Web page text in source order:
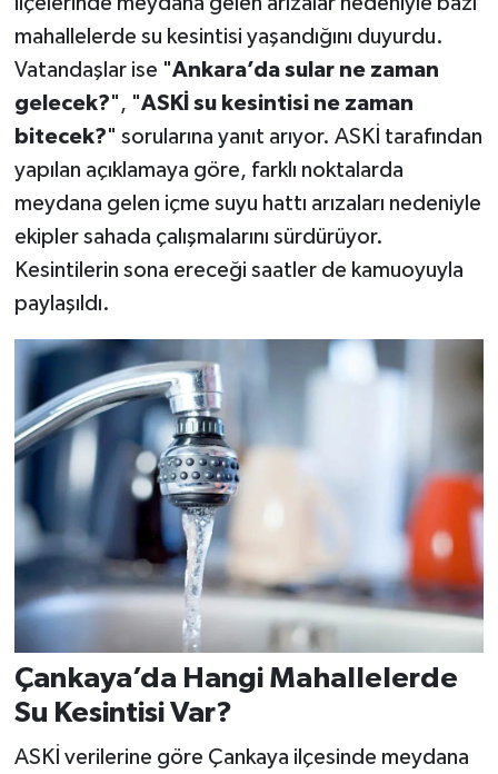
mahallelerde su kesintisi yaşandığını duyurdu.
Vatandaşlar ise "Ankara’da sular ne zaman
gelecek?", "ASKİ su kesintisi ne zaman
bitecek?" sorularına yanıt arıyor. ASKİ tarafından
yapılan açıklamaya göre, farklı noktalarda
meydana gelen içme suyu hattı arızaları nedeniyle
ekipler sahada çalışmalarını sürdürüyor.
Kesintilerin sona ereceği saatler de kamuoyuyla
paylaşıldı.
Çankaya’da Hangi Mahallelerde
Su Kesintisi Var?
ASKİ verilerine göre Çankaya ilçesinde meydana